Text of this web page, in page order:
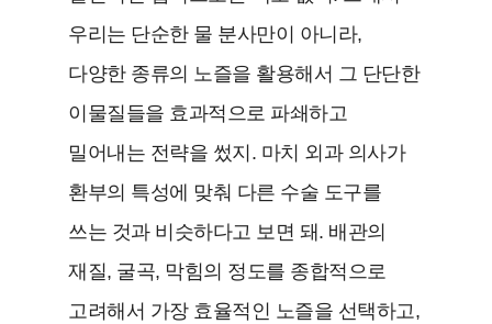
우리는 단순한 물 분사만이 아니라,
다양한 종류의 노즐을 활용해서 그 단단한
이물질들을 효과적으로 파쇄하고
밀어내는 전략을 썼지. 마치 외과 의사가
환부의 특성에 맞춰 다른 수술 도구를
쓰는 것과 비슷하다고 보면 돼. 배관의
재질, 굴곡, 막힘의 정도를 종합적으로
고려해서 가장 효율적인 노즐을 선택하고,